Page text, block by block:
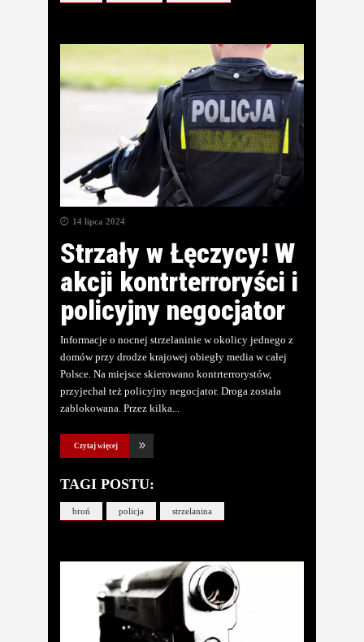
14 lipca 2024
Strzały w Łęczycy! W
akcji kontrterroryści i
policyjny negocjator
Informacje o nocnej strzelaninie w okolicy jednego z
domów przy drodze krajowej obiegły media w całej
Polsce. Na miejsce skierowano kontrterrorystów,
przyjechał też policyjny negocjator. Droga została
zablokowana. Przez kilka
Czytaj więcej
TAGI POSTU:
broń policja strzelanina